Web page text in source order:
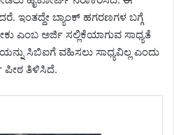
ಇಂತದ್ದೇ ಬ್ಯಾಂಕ್ ಹಗರಣಗಳ ಬಗ್ಗೆ
ಎಂಬ ಅರ್ಜಿ ಸಲ್ಲಿಕೆಯಾಗುವ ಸಾಧ್ಯತೆ
ಸಿಬಿಐಗೆ ವಹಿಸಲು ಸಾಧ್ಯವಿಲ್ಲ ಎಂದು
ಪೀಠ ತಿಳಿಸಿದೆ.